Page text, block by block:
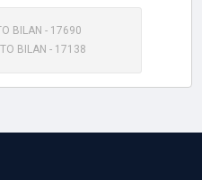
BILAN - 17690
BILAN - 17138